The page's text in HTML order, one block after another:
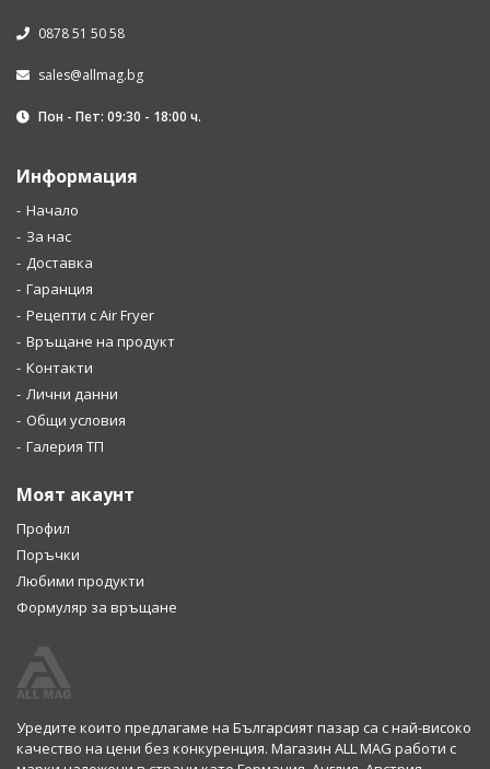
0878 51 50 58
sales@allmag.bg
Пон - Пет: 09:30 - 18:00 ч.
Информация
Начало
За нас
Доставка
Гаранция
Рецепти с Air Fryer
Връщане на продукт
Контакти
Лични данни
Общи условия
Галерия ТП
Моят акаунт
Профил
Поръчки
Любими продукти
Формуляр за връщане
Уредите които предлагаме на Българсият пазар са с най-високо
качество на цени без конкуренция. Магазин ALL MAG работи с